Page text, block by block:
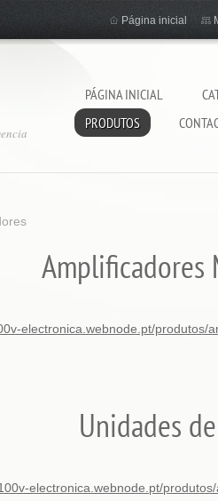
PÁGINA INICIAL
PRODUTOS
Página inicial
Amplificadores
electronica.webnode.pt/produtos/
Unidades
electronica.webnode.pt/